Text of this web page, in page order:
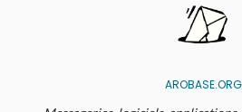
AROBASE.ORG